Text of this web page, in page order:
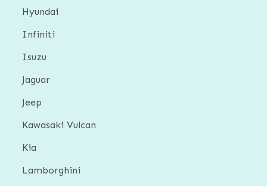
Hyundai
Infiniti
Isuzu
Jaguar
Jeep
Kawasaki Vulcan
Kia
Lamborghini